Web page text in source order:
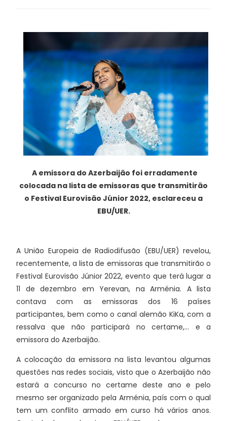
A emissora do Azerbaijão foi erradamente
colocada na lista de emissoras que transmitirão
o Festival Eurovisão Júnior 2022, esclareceu a
EBU/UER.
A União Europeia de Radiodifusão (EBU/UER) revelou,
recentemente, a lista de emissoras que transmitirão o
Festival Eurovisão Júnior 2022, evento que terá lugar a
11 de dezembro em Yerevan, na Arménia. A lista
contava com as emissoras dos 16 países
participantes, bem como o canal alemão KiKa, com a
ressalva que não participará no certame,... e a
emissora do Azerbaijão.
A colocação da emissora na lista levantou algumas
questões nas redes sociais, visto que o Azerbaijão não
estará a concurso no certame deste ano e pelo
mesmo ser organizado pela Arménia, país com o qual
tem um conflito armado em curso há vários anos.